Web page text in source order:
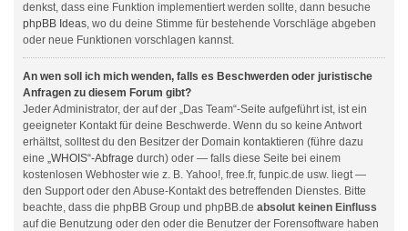
denkst, dass eine Funktion implementiert werden sollte, dann besuche
phpBB Ideas, wo du deine Stimme für bestehende Vorschläge abgeben
oder neue Funktionen vorschlagen kannst.
An wen soll ich mich wenden, falls es Beschwerden oder juristische
Anfragen zu diesem Forum gibt?
Jeder Administrator, der auf der „Das Team“-Seite aufgeführt ist, ist ein
geeigneter Kontakt für deine Beschwerde. Wenn du so keine Antwort
erhältst, solltest du den Besitzer der Domain kontaktieren (führe dazu
eine „WHOIS“-Abfrage durch) oder — falls diese Seite bei einem
kostenlosen Webhoster wie z. B. Yahoo!, free.fr, funpic.de usw. liegt —
den Support oder den Abuse-Kontakt des betreffenden Dienstes. Bitte
beachte, dass die phpBB Group und phpBB.de absolut keinen Einfluss
auf die Benutzung oder den oder die Benutzer der Forensoftware haben